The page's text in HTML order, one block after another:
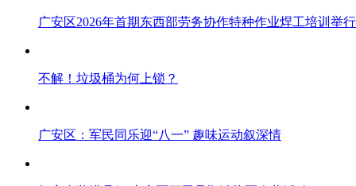
广安区2026年首期东西部劳务协作特种作业焊工培训举行
不解！垃圾桶为何上锁？
广安区：军民同乐迎“八一” 趣味运动叙深情